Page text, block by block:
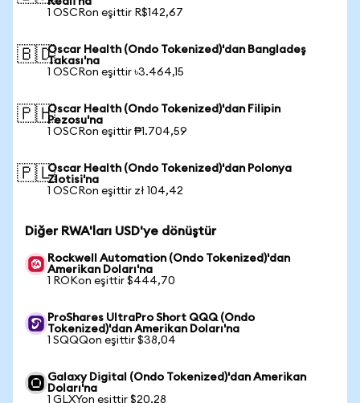
1 OSCRon eşittir R$142,67
🇧🇩Oscar Health (Ondo Tokenized)'dan Bangladeş
Takası'na
1 OSCRon eşittir ৳3.464,15
🇵🇭Oscar Health (Ondo Tokenized)'dan Filipin
Pezosu'na
1 OSCRon eşittir ₱1.704,59
🇵🇱Oscar Health (Ondo Tokenized)'dan Polonya
Zlotisi'na
1 OSCRon eşittir zł 104,42
Diğer RWA'ları USD'ye dönüştür
Rockwell Automation (Ondo Tokenized)'dan
Amerikan Doları'na
1 ROKon eşittir $444,70
ProShares UltraPro Short QQQ (Ondo
Tokenized)'dan Amerikan Doları'na
1 SQQQon eşittir $38,04
Galaxy Digital (Ondo Tokenized)'dan Amerikan
Doları'na
1 GLXYon eşittir $20,28